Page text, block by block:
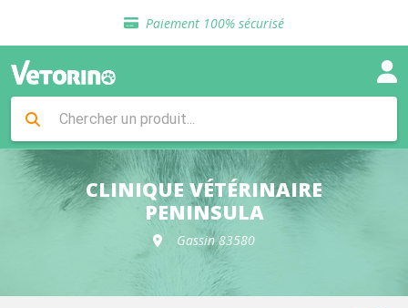
Paiement 100% sécurisé
Livraison gratuite en clinique vétérinaire
Sélection de croquettes vétérinaire
Livraison gratuite en clinique vétérinaire
Retour gratuit en clinique
Sélection de croquettes vétérinaire
CLINIQUE VÉTÉRINAIRE
PENINSULA
Gassin 83580